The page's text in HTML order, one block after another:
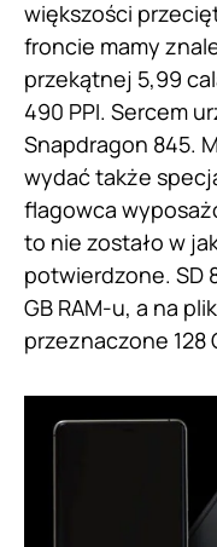
większości
froncie mamy
przekątnej 5,99
490 PPI. Sercem
Snapdragon 845.
wydać także
flagowca
to nie zostało w
potwierdzone. SD
GB RAM-u, a na
przeznaczone 128